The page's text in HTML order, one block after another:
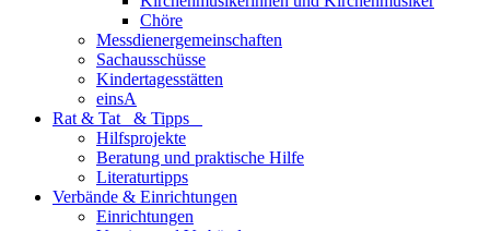
Chöre
Messdienergemeinschaften
Sachausschüsse
Kindertagesstätten
einsA
Rat & Tat & Tipps
Hilfsprojekte
Beratung und praktische Hilfe
Literaturtipps
Verbände & Einrichtungen
Einrichtungen